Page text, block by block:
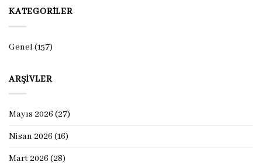
KATEGORILER
Genel(157)
ARŞIVLER
Mayıs 2026 (27)
Nisan 2026 (16)
Mart 2026 (28)